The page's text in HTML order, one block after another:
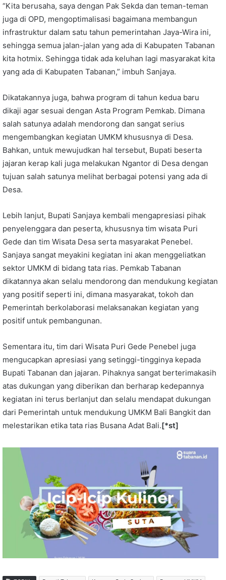
“Kita berusaha, saya dengan Pak Sekda dan teman-teman
juga di OPD, mengoptimalisasi bagaimana membangun
infrastruktur dalam satu tahun pemerintahan Jaya-Wira ini,
sehingga semua jalan-jalan yang ada di Kabupaten Tabanan
kita hotmix. Sehingga tidak ada keluhan lagi masyarakat kita
yang ada di Kabupaten Tabanan,” imbuh Sanjaya.
Dikatakannya juga, bahwa program di tahun kedua baru
dikaji agar sesuai dengan Asta Program Pemkab. Dimana
salah satunya adalah mendorong dan sangat serius
mengembangkan kegiatan UMKM khususnya di Desa.
Bahkan, untuk mewujudkan hal tersebut, Bupati beserta
jajaran kerap kali juga melakukan Ngantor di Desa dengan
tujuan salah satunya melihat berbagai potensi yang ada di
Desa.
Lebih lanjut, Bupati Sanjaya kembali mengapresiasi pihak
penyelenggara dan peserta, khususnya tim wisata Puri
Gede dan tim Wisata Desa serta masyarakat Penebel.
Sanjaya sangat meyakini kegiatan ini akan menggeliatkan
sektor UMKM di bidang tata rias. Pemkab Tabanan
dikatannya akan selalu mendorong dan mendukung kegiatan
yang positif seperti ini, dimana masyarakat, tokoh dan
Pemerintah berkolaborasi melaksanakan kegiatan yang
positif untuk pembangunan.
Sementara itu, tim dari Wisata Puri Gede Penebel juga
mengucapkan apresiasi yang setinggi-tingginya kepada
Bupati Tabanan dan jajaran. Pihaknya sangat berterimakasih
atas dukungan yang diberikan dan berharap kedepannya
kegiatan ini terus berlanjut dan selalu mendapat dukungan
dari Pemerintah untuk mendukung UMKM Bali Bangkit dan
melestarikan etika tata rias Busana Adat Bali.[*st]